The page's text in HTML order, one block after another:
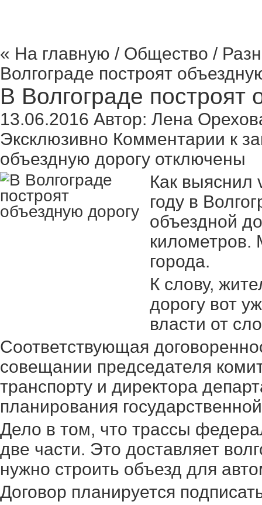
« На главную / Общество /
Волгограде построят
В Волгограде построят
13.06.2016 Автор: Лена
Эксклюзивно Комментарии к
объездную дорогу отключены
Как
году в
объездной
километров.
города.
К слову,
дорогу вот
власти от
Соответствующая
совещании председателя
транспорту и директора
планирования
Дело в том, что трассы
две части. Это доставляет
нужно строить объезд для
Договор планируется